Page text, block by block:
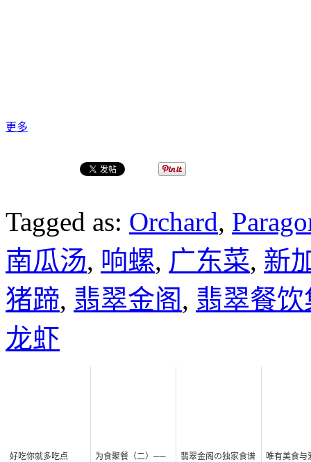
更多
Tagged as: Orchard,
南瓜汤, 响螺, 广东菜, 新
猪蹄, 翡翠金阁, 翡翠餐
龙虾
好吃你就多吃点
为食聚餐（二）──
翡翠金阁の独家食谱
唯有美食与